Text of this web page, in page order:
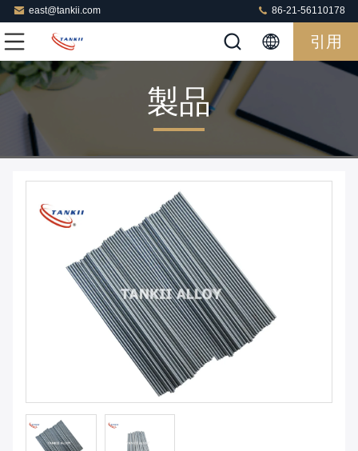
east@tankii.com 86-21-56110178
引用
製品